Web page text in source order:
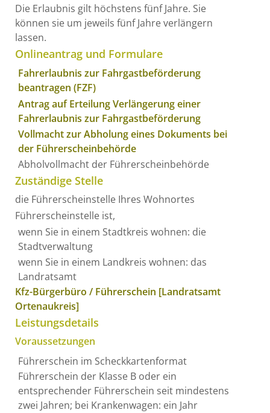
Die Erlaubnis gilt höchstens fünf Jahre. Sie
können sie um jeweils fünf Jahre verlängern
lassen.
Onlineantrag und Formulare
Fahrerlaubnis zur Fahrgastbeförderung
beantragen (FZF)
Antrag auf Erteilung Verlängerung einer
Fahrerlaubnis zur Fahrgastbeförderung
Vollmacht zur Abholung eines Dokuments bei
der Führerscheinbehörde
Abholvollmacht der Führerscheinbehörde
Zuständige Stelle
die Führerscheinstelle Ihres Wohnortes
Führerscheinstelle ist,
wenn Sie in einem Stadtkreis wohnen: die
Stadtverwaltung
wenn Sie in einem Landkreis wohnen: das
Landratsamt
Kfz-Bürgerbüro / Führerschein [Landratsamt
Ortenaukreis]
Leistungsdetails
Voraussetzungen
Führerschein im Scheckkartenformat
Führerschein der Klasse B oder ein
entsprechender Führerschein seit mindestens
zwei Jahren; bei Krankenwagen: ein Jahr